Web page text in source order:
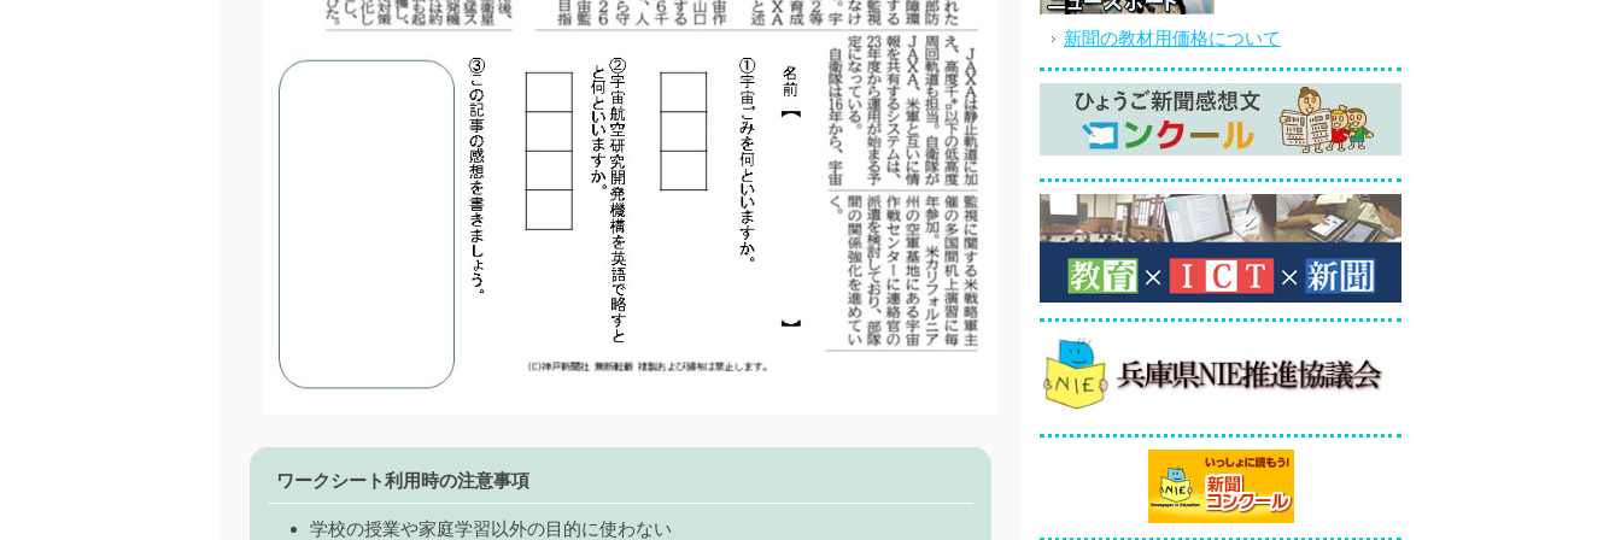
ワークシート利用時の注意事項
学校の授業や家庭学習以外の目的に使わない
新聞の教材用価格について